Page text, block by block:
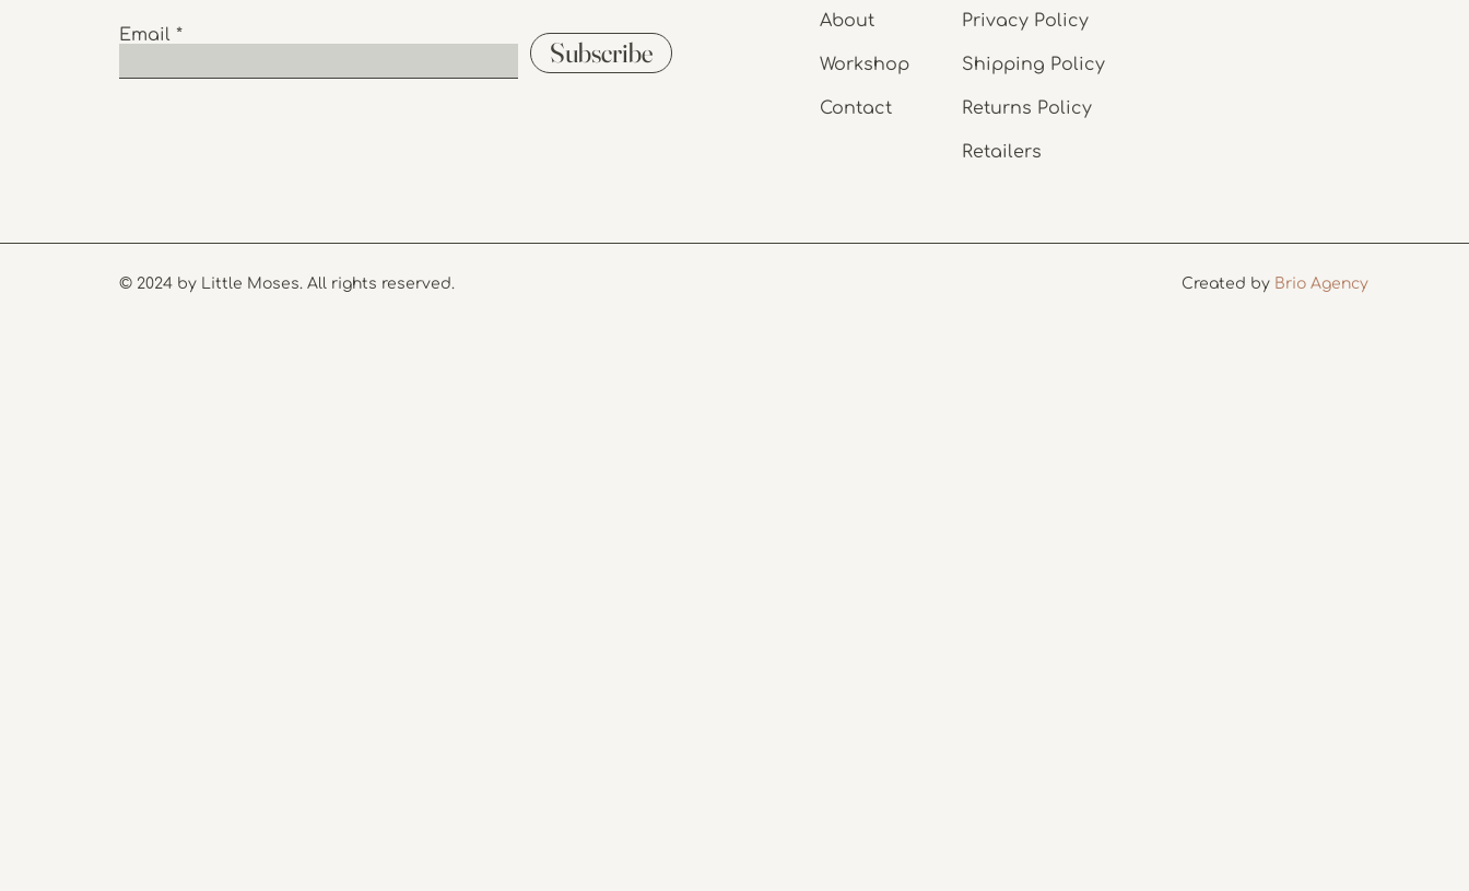
Email
Subscribe
About
Workshop
Contact
Privacy Policy
Shipping Policy
Returns Policy
Retailers
© 2024 by Little Moses. All rights reserved. Created by Brio Agency